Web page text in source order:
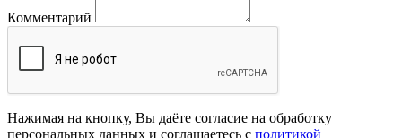
Комментарий
Нажимая на кнопку, Вы даёте согласие на обработку
персональных данных и соглашаетесь с политикой